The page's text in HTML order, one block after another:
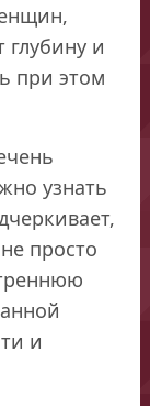
и
при этом
узнать
просто
и